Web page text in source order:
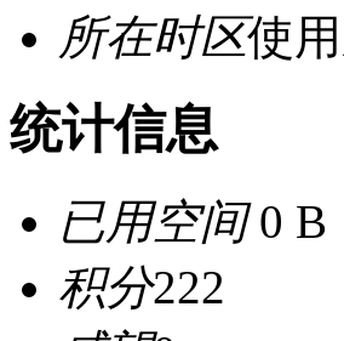
所在时区使
统计信息
已用空间0 B
积分222